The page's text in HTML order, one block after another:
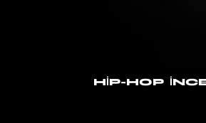
HIP-HOP